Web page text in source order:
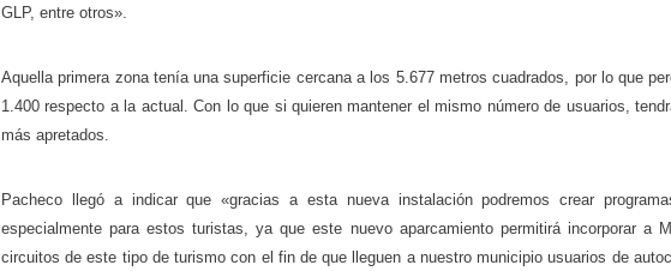
GLP, entre otros».
Aquella primera zona tenía una superficie cercana a los 5.677 metros cuadrados, por lo que
1.400 respecto a la actual. Con lo que si quieren mantener el mismo número de usuarios,
más apretados.
Pacheco llegó a indicar que «gracias a esta nueva instalación podremos crear
especialmente para estos turistas, ya que este nuevo aparcamiento permitirá incorporar a
circuitos de este tipo de turismo con el fin de que lleguen a nuestro municipio usuarios de